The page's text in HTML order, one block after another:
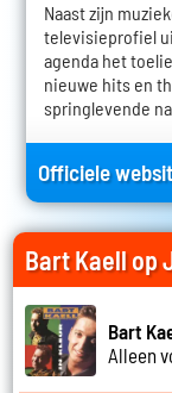
Naast zijn
televisieprofiel
agenda het
nieuwe hits en
springlevende
Officiele
Bart Kaell op
Bart
Alleen